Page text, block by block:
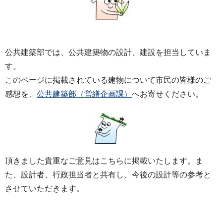
公共建築部では、公共建築物の設計、建設を担当していま
す。
このページに掲載されている建物について市民の皆様のご
感想を、 公共建築部（営繕企画課） へお寄せください。
頂きました貴重なご意見はこちらに掲載いたします。ま
た、設計者、行政担当者と共有し、今後の設計等の参考と
させていただきます。